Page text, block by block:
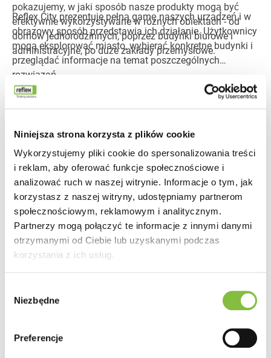
Niniejsza strona korzysta z plików cookie
Wykorzystujemy pliki cookie do spersonalizowania treści
i reklam, aby oferować funkcje społecznościowe i
analizować ruch w naszej witrynie. Informacje o tym, jak
korzystasz z naszej witryny, udostępniamy partnerom
społecznościowym, reklamowym i analitycznym.
Partnerzy mogą połączyć te informacje z innymi danymi
otrzymanymi od Ciebie lub uzyskanymi podczas
korzystania z ich usług.
zgody
Niezbędne
Preferencje
pokazujemy, w jaki sposób nasze produkty mogą być
efektywnie wykorzystywane w różnych obiektach - od
domów jednorodzinnych, poprzez budynki biurowe i
administracyjne, po duże zakłady przemysłowe.
Reflex City prezentuje pełną gamę naszych urządzeń i w
obrazowy sposób przedstawia ich działanie. Użytkownicy
mogą eksplorować miasto, wybierać konkretne budynki i
przeglądać informacje na temat poszczególnych
rozwiązań.
To interaktywne narzędzie znakomicie pokazuje, w jaki
sposób urządzenia współdziałają ze sobą w instalacjach
poszczególne rozwiązania niosą dla użytkowników,
projektantów i instalatorów.
Odkrywaj Reflex City i eksploruj nasze kompleksowe
rozwiązania w zupełnie nowy sposób:już teraz zwiedź
Reflex City
Dowiedz się więcej